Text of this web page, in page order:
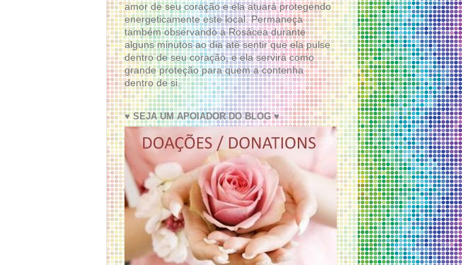
amor de seu coração e ela atuará protegendo
energeticamente este local. Permaneça
também observando a Rosácea durante
alguns minutos ao dia até sentir que ela pulse
dentro de seu coração, e ela servirá como
grande proteção para quem a contenha
dentro de si.
♥ SEJA UM APOIADOR DO BLOG ♥